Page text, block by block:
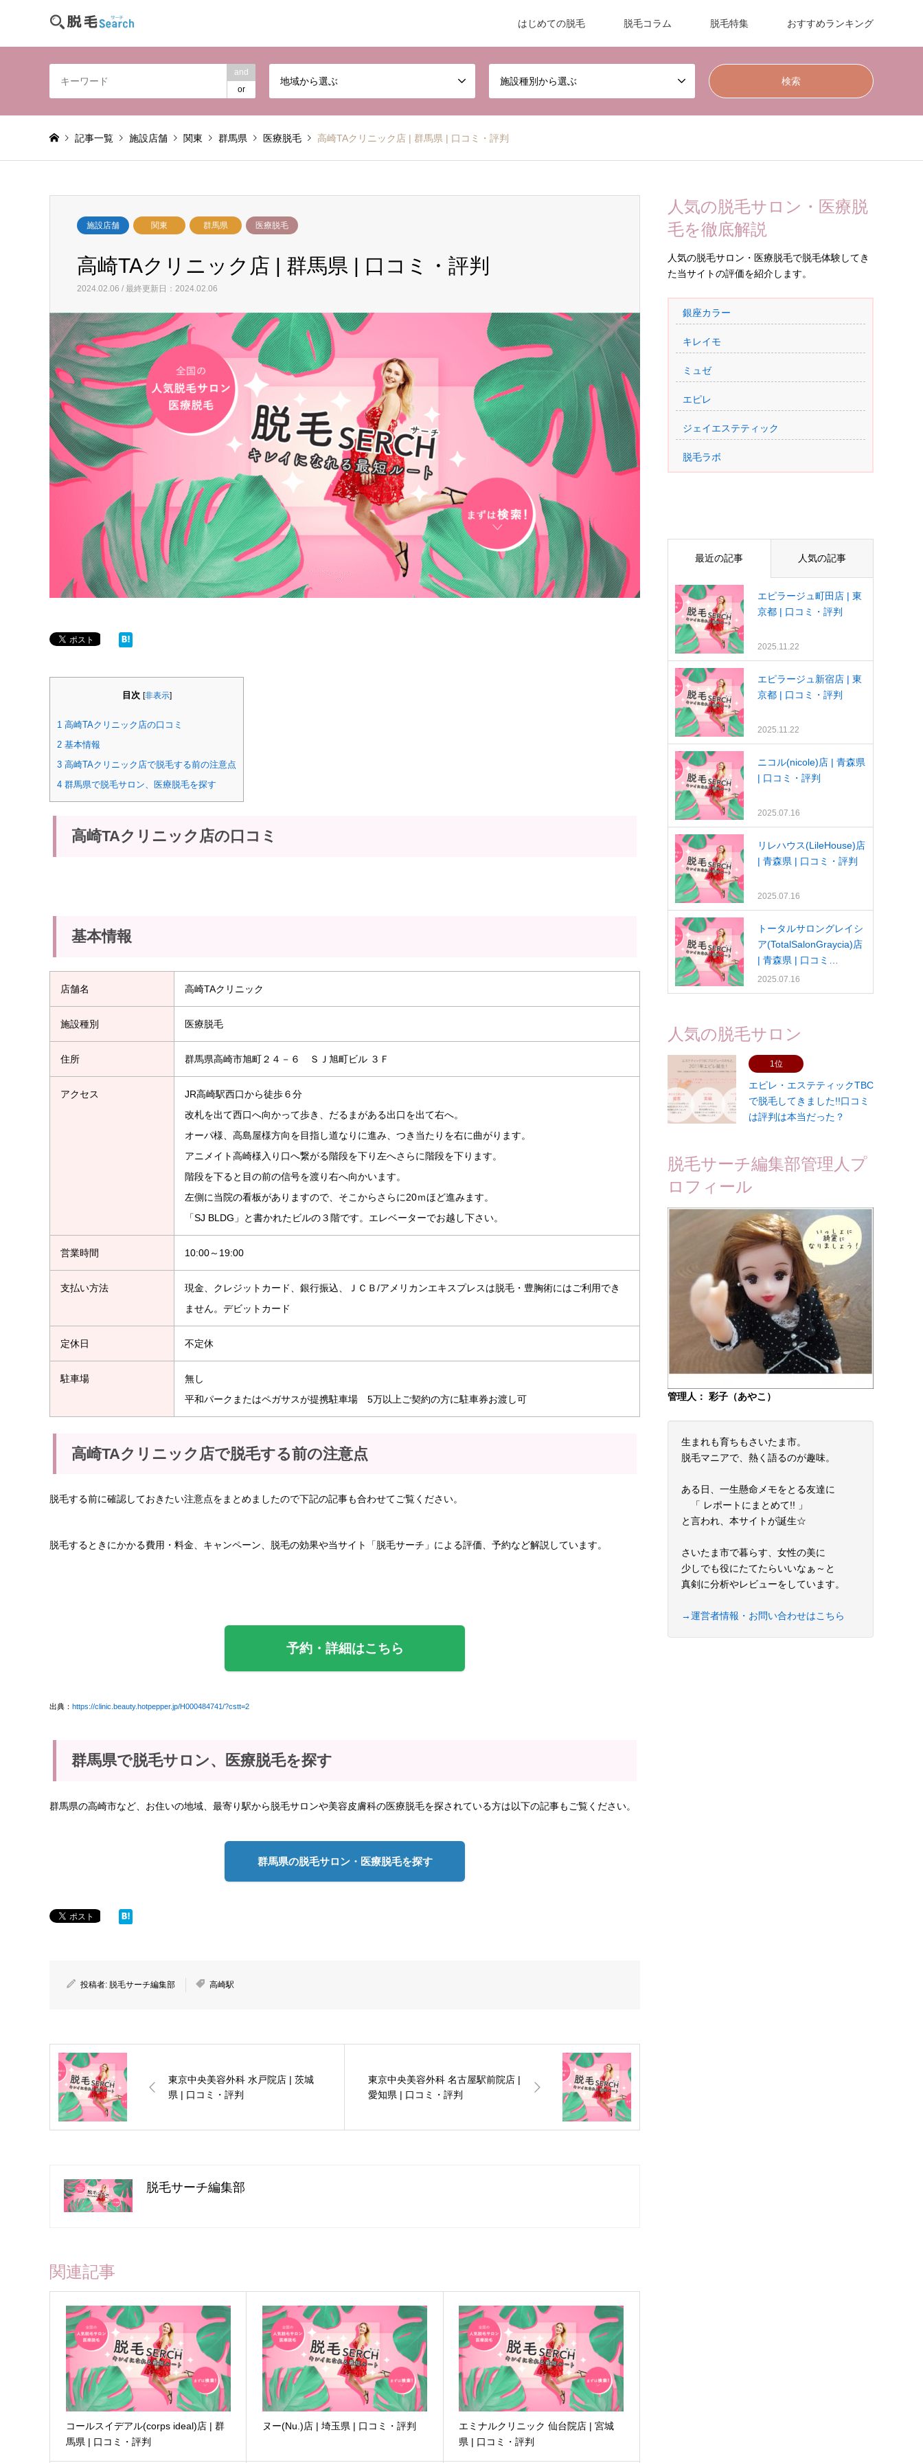
はじめての脱毛 脱毛コラム 脱毛特集 おすすめランキング
and
or
地域から選ぶ 施設種別から選ぶ
記事一覧 施設店舗 関東 群馬県 医療脱毛 高崎TAクリニック店 | 群馬県 | 口コミ・評判
施設店舗 関東 群馬県 医療脱毛
高崎TAクリニック店 | 群馬県 | 口コミ・評判
2024.02.06 / 最終更新日：2024.02.06
目次 [非表示]
1 高崎TAクリニック店の口コミ
2 基本情報
3 高崎TAクリニック店で脱毛する前の注意点
4 群馬県で脱毛サロン、医療脱毛を探す
高崎TAクリニック店の口コミ
基本情報
店舗名 高崎TAクリニック
施設種別 医療脱毛
住所 群馬県高崎市旭町２４－６ ＳＪ旭町ビル ３Ｆ
アクセス
JR高崎駅西口から徒歩６分
改札を出て西口へ向かって歩き、だるまがある出口を出て右へ。
オーパ様、高島屋様方向を目指し道なりに進み、つき当たりを右に曲がります。
アニメイト高崎様入り口へ繋がる階段を下り左へさらに階段を下ります。
階段を下ると目の前の信号を渡り右へ向かいます。
左側に当院の看板がありますので、そこからさらに20ｍほど進みます。
「SJ BLDG」と書かれたビルの３階です。エレベーターでお越し下さい。
営業時間 10:00～19:00
支払い方法
現金、クレジットカード、銀行振込、ＪＣＢ/アメリカンエキスプレスは脱毛・豊胸術にはご利用でき
ません。デビットカード
定休日 不定休
駐車場
無し
平和パークまたはペガサスが提携駐車場 5万以上ご契約の方に駐車券お渡し可
高崎TAクリニック店で脱毛する前の注意点
脱毛する前に確認しておきたい注意点をまとめましたので下記の記事も合わせてご覧ください。
脱毛するときにかかる費用・料金、キャンペーン、脱毛の効果や当サイト「脱毛サーチ」による評価、予約など解説しています。
予約・詳細はこちら
出典： https://clinic.beauty.hotpepper.jp/H000484741/?cstt=2
群馬県で脱毛サロン、医療脱毛を探す
群馬県の高崎市など、お住いの地域、最寄り駅から脱毛サロンや美容皮膚科の医療脱毛を探されている方は以下の記事もご覧ください。
群馬県の脱毛サロン・医療脱毛を探す
投稿者: 脱毛サーチ編集部 高崎駅
東京中央美容外科 水戸院店 | 茨城
県 | 口コミ・評判
東京中央美容外科 名古屋駅前院店 |
愛知県 | 口コミ・評判
脱毛サーチ編集部
関連記事
コールスイデアル(corps ideal)店 | 群
馬県 | 口コミ・評判
ヌー(Nu.)店 | 埼玉県 | 口コミ・評判
エミナルクリニック 仙台院店 | 宮城
県 | 口コミ・評判
人気の脱毛サロン・医療脱
毛を徹底解説
人気の脱毛サロン・医療脱毛で脱毛体験してき
た当サイトの評価を紹介します。
銀座カラー
キレイモ
ミュゼ
エピレ
ジェイエステティック
脱毛ラボ
最近の記事 人気の記事
エピラージュ町田店 | 東
京都 | 口コミ・評判
2025.11.22
エピラージュ新宿店 | 東
京都 | 口コミ・評判
2025.11.22
ニコル(nicole)店 | 青森県
| 口コミ・評判
2025.07.16
リレハウス(LileHouse)店
| 青森県 | 口コミ・評判
2025.07.16
トータルサロングレイシ
ア(TotalSalonGraycia)店
| 青森県 | 口コミ…
2025.07.16
人気の脱毛サロン
1位
エピレ・エステティックTBC
で脱毛してきました!!口コミ
は評判は本当だった？
脱毛サーチ編集部管理人プ
ロフィール
管理人： 彩子（あやこ）
生まれも育ちもさいたま市。
脱毛マニアで、熱く語るのが趣味。
ある日、一生懸命メモをとる友達に
「 レポートにまとめて!! 」
と言われ、本サイトが誕生☆
さいたま市で暮らす、女性の美に
少しでも役にたてたらいいなぁ～と
真剣に分析やレビューをしています。
→運営者情報・お問い合わせはこちら